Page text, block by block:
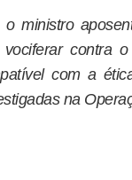
ministro
contra
com a
na